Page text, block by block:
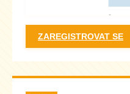
ZAREGISTROVAT SE